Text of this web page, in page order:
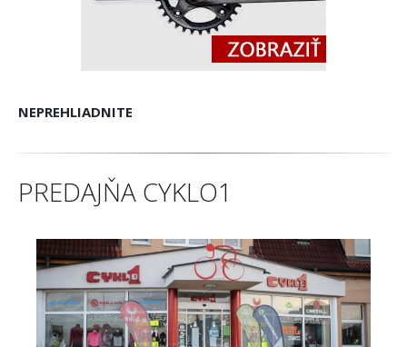
NEPREHLIADNITE
PREDAJŇA CYKLO1